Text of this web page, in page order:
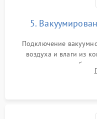
5.
Подключение
воздуха и влаги из
дозированным
электронным весам.